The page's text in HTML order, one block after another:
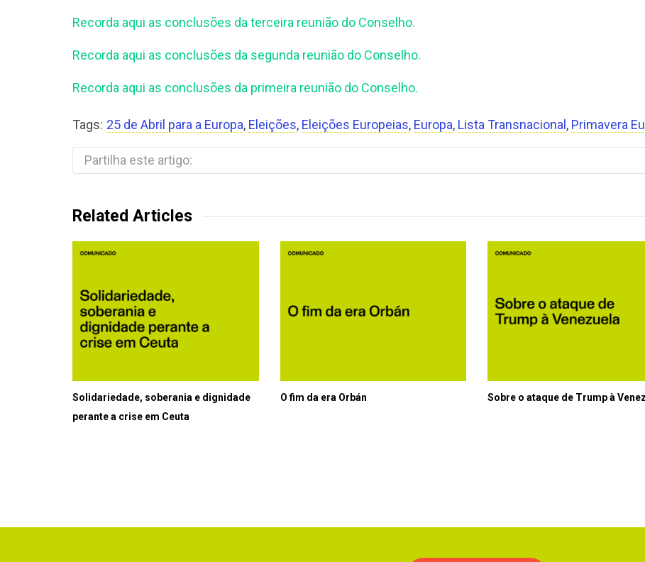
Recorda aqui as conclusões da terceira reunião do Conselho.
Recorda aqui as conclusões da segunda reunião do Conselho.
Recorda aqui as conclusões da primeira reunião do Conselho.
Tags: 25 de Abril para a Europa, Eleições, Eleições Europeias, Europa, Lista Transnacional , Primavera
Partilha este artigo:
Related Articles
Solidariedade, soberania e dignidade
perante a crise em Ceuta
O fim da era Orbán Sobre o ataque de Trump à